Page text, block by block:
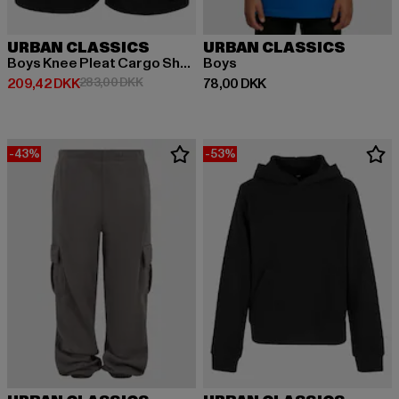
URBAN CLASSICS
Boys Knee Pleat Cargo Shorts
209,42 DKK
Nuværende pris: 209,42 DKK
283,00 DKKKampagnepris: 283,00 DKK
URBAN CLASSICS
Boys
78,00 DKK
Nuværende pris: 78,00 DKK
-43% -53%